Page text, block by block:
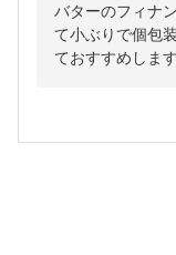
バターのフィナ
て小ぶりで個包
ておすすめします